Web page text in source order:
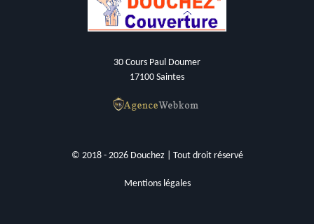
30 Cours Paul Doumer
17100 Saintes
© 2018 - 2026 Douchez | Tout droit réservé
Mentions légales